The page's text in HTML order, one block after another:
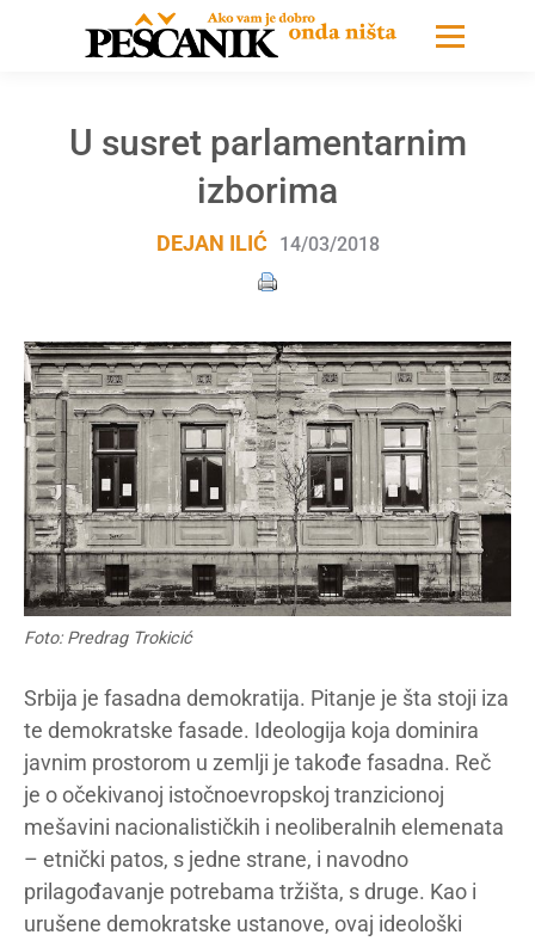
U susret parlamentarnim
izborima
DEJAN ILIĆ 14/03/2018
Foto: Predrag Trokicić
Srbija je fasadna demokratija. Pitanje je šta stoji iza
te demokratske fasade. Ideologija koja dominira
javnim prostorom u zemlji je takođe fasadna. Reč
je o očekivanoj istočnoevropskoj tranzicionoj
mešavini nacionalističkih i neoliberalnih elemenata
– etnički patos, s jedne strane, i navodno
prilagođavanje potrebama tržišta, s druge. Kao i
urušene demokratske ustanove, ovaj ideološki